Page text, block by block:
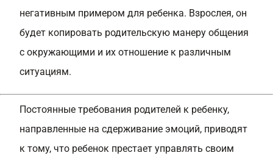
негативным примером для ребенка. Взрослея, он
будет копировать родительскую манеру общения
с окружающими и их отношение к различным
ситуациям.
Постоянные требования родителей к ребенку,
направленные на сдерживание эмоций, приводят
к тому, что ребенок престает управлять своим